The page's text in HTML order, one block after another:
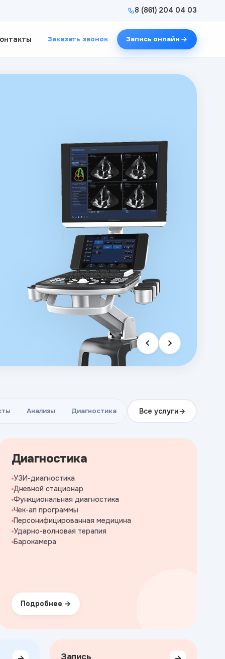
8 (861) 204 04 03
Заказать звонок Запись онлайн
Анализы Диагностика Все услуги
Диагностика
УЗИ-диагностика
Дневной стационар
Функциональная диагностика
Чек-ап программы
Персонифицированная медицина
Ударно-волновая терапия
Барокамера
Подробнее
Запись